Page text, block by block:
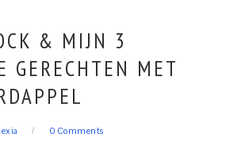
& MIJN 3
GERECHTEN MET
0 Comments